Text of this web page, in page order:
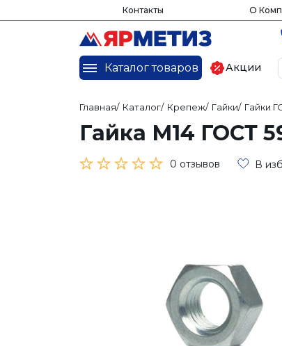
Контакты О
Каталог товаров Акции
Главная/ Каталог/ Крепеж/ Гайки/ Гайки
Гайка М14 ГОСТ
0 отзывов В